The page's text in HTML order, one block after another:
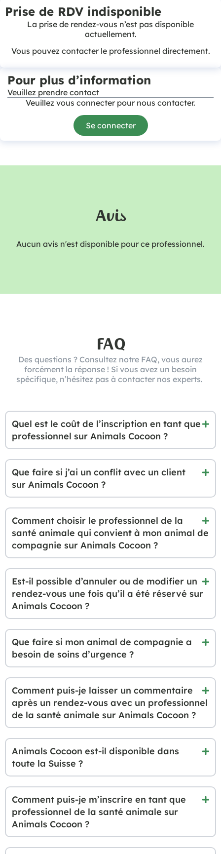
Prise de RDV indisponible
La prise de rendez-vous n’est pas disponible
actuellement.
Vous pouvez contacter le professionnel directement.
Pour plus d’information
Veuillez prendre contact
Veuillez vous connecter pour nous contacter.
Se connecter
Avis
Aucun avis n'est disponible pour ce professionnel.
FAQ
Des questions ? Consultez notre FAQ, vous aurez
forcément la réponse ! Si vous avez un besoin
spécifique, n’hésitez pas à contacter nos experts.
Quel est le coût de l’inscription en tant que
professionnel sur Animals Cocoon ?
Que faire si j’ai un conflit avec un client
sur Animals Cocoon ?
Comment choisir le professionnel de la
santé animale qui convient à mon animal de
compagnie sur Animals Cocoon ?
Est-il possible d’annuler ou de modifier un
rendez-vous une fois qu’il a été réservé sur
Animals Cocoon ?
Que faire si mon animal de compagnie a
besoin de soins d’urgence ?
Comment puis-je laisser un commentaire
après un rendez-vous avec un professionnel
de la santé animale sur Animals Cocoon ?
Animals Cocoon est-il disponible dans
toute la Suisse ?
Comment puis-je m’inscrire en tant que
professionnel de la santé animale sur
Animals Cocoon ?